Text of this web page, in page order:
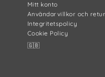
Mitt konto
Användarvillkor och
Integritetspolicy
Cookie Policy
🇬🇧